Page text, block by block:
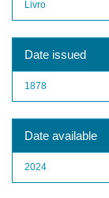
Livro
Date issued
1878
Date available
2024